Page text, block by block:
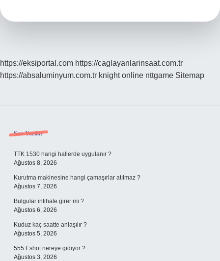
https://eksiportal.com https://caglayanlarinsaat.com.tr
https://absaluminyum.com.tr knight online nttgame Sitemap
Sidebar
Son Yazılar
TTK 1530 hangi hallerde uygulanır ?
Ağustos 8, 2026
Kurutma makinesine hangi çamaşırlar atılmaz ?
Ağustos 7, 2026
Bulgular intihale girer mi ?
Ağustos 6, 2026
Kuduz kaç saatte anlaşılır ?
Ağustos 5, 2026
555 Eshot nereye gidiyor ?
Ağustos 3, 2026